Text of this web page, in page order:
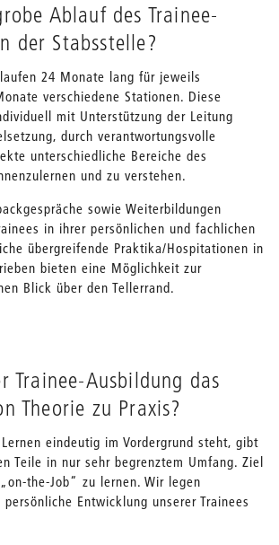
Ablauf des Trainee-
der Stabsstelle?
24 Monate lang für jeweils
verschiedene Stationen. Diese
mit Unterstützung der Leitung
durch verantwortungsvolle
unterschiedliche Bereiche des
und zu verstehen.
sowie Weiterbildungen
in ihrer persönlichen und fachlichen
übergreifende Praktika/Hospitationen in
bieten eine Möglichkeit zur
Blick über den Tellerrand.
Trainee-Ausbildung das
Theorie zu Praxis?
eindeutig im Vordergrund steht, gibt
Teile in nur sehr begrenztem Umfang. Ziel
the-Job“ zu lernen. Wir legen
Entwicklung unserer Trainees